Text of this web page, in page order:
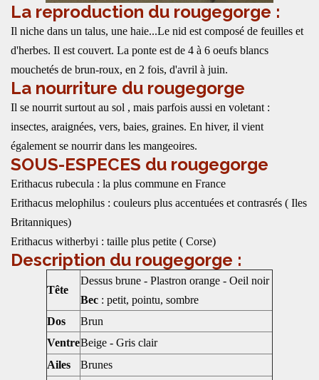
La reproduction du rougegorge :
Il niche dans un talus, une haie...Le nid est composé de feuilles et
d'herbes. Il est couvert. La ponte est de 4 à 6 oeufs blancs
mouchetés de brun-roux, en 2 fois, d'avril à juin.
La nourriture du rougegorge
Il se nourrit surtout au sol , mais parfois aussi en voletant :
insectes, araignées, vers, baies, graines. En hiver, il vient
également se nourrir dans les mangeoires.
SOUS-ESPECES du rougegorge
Erithacus rubecula : la plus commune en France
Erithacus melophilus : couleurs plus accentuées et contrasrés ( Iles
Britanniques)
Erithacus witherbyi : taille plus petite ( Corse)
Description du rougegorge :
Tête
Dessus brune - Plastron orange - Oeil noir
Bec : petit, pointu, sombre
Dos
Brun
VentreBeige - Gris clair
Ailes
Brunes